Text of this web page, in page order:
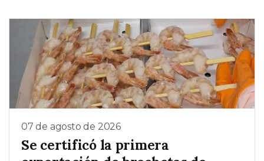
07 de agosto de 2026
Se certificó la primera